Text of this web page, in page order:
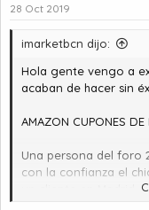
28 Oct 2019
imarketbcn dijo:
Hola gente vengo a
acaban de hacer sin
AMAZON CUPONES DE
Una persona del foro
con la confianza el
un cliente en Madrid